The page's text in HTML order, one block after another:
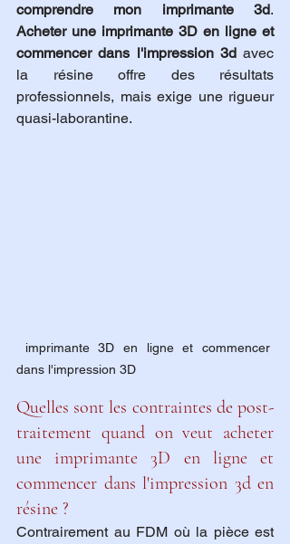
comprendre mon imprimante 3d
Acheter une imprimante 3D en ligne et
commencer dans l'impression 3d avec
la résine offre des résultats
professionnels, mais exige une rigueur
quasi-laborantine.
dans l'impression 3D
Quelles sont les contraintes de post-
traitement quand on veut acheter
une imprimante 3D en ligne et
commencer dans l'impression 3d en
résine ?
Contrairement au FDM où la pièce est